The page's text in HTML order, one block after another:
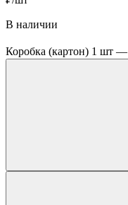
В наличии
Коробка (картон) 1 шт —